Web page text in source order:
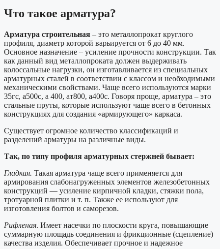
Что такое арматура?
Арматура строительная – это металлопрокат круглого
профиля, диаметр которой варьируется от 6 до 40 мм.
Основное назначение – усиление прочности конструкции. Так
как данный вид металлопроката должен выдерживать
колоссальные нагрузки, он изготавливается из специальных
арматурных сталей в соответствии с классом и необходимыми
механическими свойствами. Чаще всего используются марки
35гс, а500с, а 400, ат800, а400с. Говоря проще, арматура – это
стальные пруты, которые используют чаще всего в бетонных
конструкциях для создания «армирующего» каркаса.
Существует огромное количество классификаций и
разделений арматуры на различные виды.
Так, по типу профиля арматурных стержней бывает:
Гладкая. Такая арматура чаще всего применяется для
армирования слабонагруженных элементов железобетонных
конструкций — усиление кирпичной кладки, стяжки пола,
тротуарной плитки и т. п. Также ее используют для
изготовления болтов и саморезов.
Рифленая. Имеет насечки по плоскости круга, повышающие
суммарную площадь соединения и фрикционные (сцепление)
качества изделия. Обеспечивает прочное и надежное